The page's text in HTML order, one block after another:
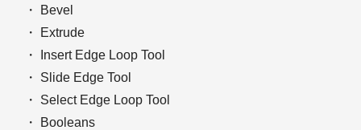
・ Bevel
・ Extrude
・ Insert Edge Loop Tool
・ Slide Edge Tool
・ Select Edge Loop Tool
・ Booleans